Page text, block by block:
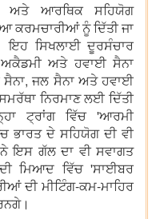
ਅਤੇ ਆਰਥਿਕ ਸਹਿਯੋਗ
ਕਰਮਚਾਰੀਆਂ ਨੂੰ ਦਿੱਤੀ ਜਾ
ਇਹ ਸਿਖਲਾਈ ਦੂਰਸੰਚਾਰ
ਅਕੈਡਮੀ ਅਤੇ ਹਵਾਈ ਸੈਨਾ
ਸੈਨਾ, ਜਲ ਸੈਨਾ ਅਤੇ ਹਵਾਈ
ਨਿਰਮਾਣ ਲਈ ਦਿੱਤੀ
ਟ੍ਰਾਂਗ ਵਿੱਚ 'ਆਰਮੀ
ਭਾਰਤ ਦੇ ਸਹਿਯੋਗ ਦੀ ਵੀ
ਇਸ ਗੱਲ ਦਾ ਵੀ ਸਵਾਗਤ
ਮਿਆਦ ਵਿੱਚ 'ਸਾਈਬਰ
ਦੀ ਮੀਟਿੰਗ-ਕਮ-ਮਾਹਿਰ